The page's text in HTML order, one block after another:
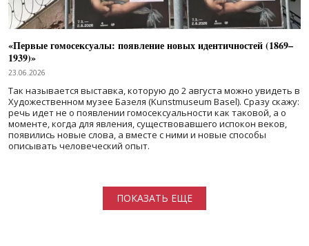
«Первые гомосексуалы: появление новых идентичностей (1869–
1939)»
23.06.2026
Так называется выставка, которую до 2 августа можно увидеть в
Художественном музее Базеля (Kunstmuseum Basel). Сразу скажу:
речь идет не о появлении гомосексуальности как таковой, а о
моменте, когда для явления, существовавшего испокон веков,
появились новые слова, а вместе с ними и новые способы
описывать человеческий опыт.
ПОКАЗАТЬ ЕЩЕ